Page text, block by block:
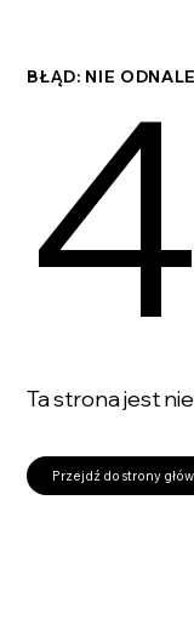
BŁĄD: NIE
Ta strona jest
Przejdź do strony